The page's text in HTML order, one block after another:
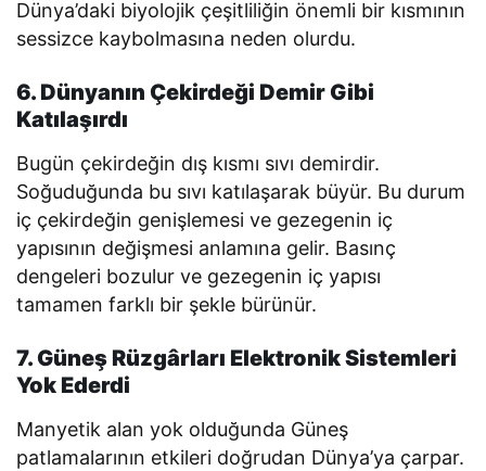
Dünya’daki biyolojik çeşitliliğin önemli bir kısmının
sessizce kaybolmasına neden olurdu.
6. Dünyanın Çekirdeği Demir Gibi
Katılaşırdı
Bugün çekirdeğin dış kısmı sıvı demirdir.
Soğuduğunda bu sıvı katılaşarak büyür. Bu durum
iç çekirdeğin genişlemesi ve gezegenin iç
yapısının değişmesi anlamına gelir. Basınç
dengeleri bozulur ve gezegenin iç yapısı
tamamen farklı bir şekle bürünür.
7. Güneş Rüzgârları Elektronik Sistemleri
Yok Ederdi
Manyetik alan yok olduğunda Güneş
patlamalarının etkileri doğrudan Dünya’ya çarpar.